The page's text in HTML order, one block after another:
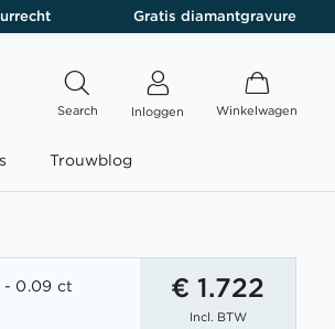
Gratis diamantgravure
Search Inloggen Winkelwagen
Trouwblog
- 0.09 ct
€ 1.722
Incl. BTW